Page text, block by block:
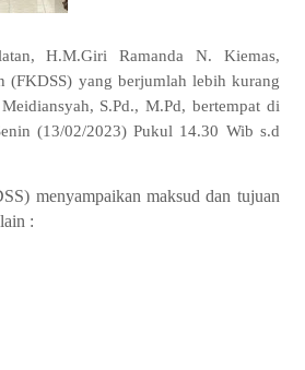
H.M.Giri Ramanda N. Kiemas,
(FKDSS) yang berjumlah lebih kurang
S.Pd., M.Pd, bertempat di
(13/02/2023) Pukul 14.30 Wib s.d
menyampaikan maksud dan tujuan
: